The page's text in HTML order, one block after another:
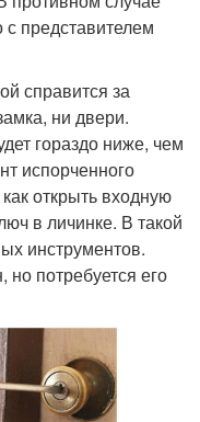
с представителем
справится за
ни двери.
гораздо ниже, чем
испорченного
открыть входную
в личинке. В такой
инструментов.
но потребуется его